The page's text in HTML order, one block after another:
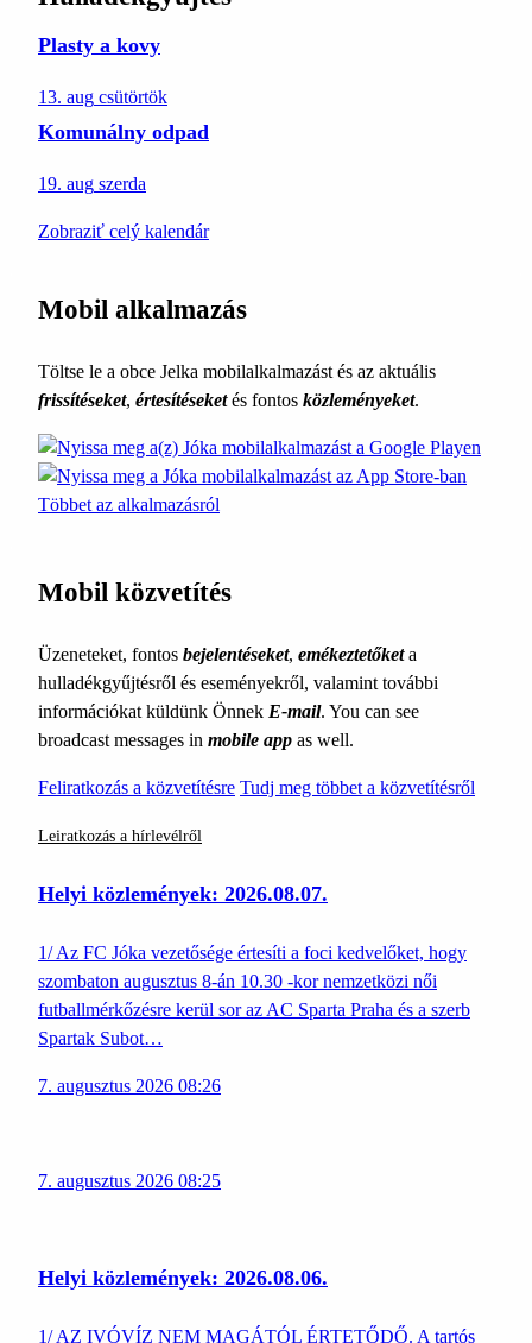
Plasty a kovy
13. aug csütörtök
Komunálny odpad
19. aug szerda
Zobraziť celý kalendár
Mobil alkalmazás
Töltse le a obce Jelka mobilalkalmazást és az aktuális
frissítéseket, értesítéseketés fontos közleményeket.
Többet az alkalmazásról
Mobil közvetítés
Üzeneteket, fontos bejelentéseket, emékeztetőketa
hulladékgyűjtésről és eseményekről, valamint további
információkat küldünk Önnek E-mail. You can see
broadcast messages in mobile app as well.
Feliratkozás a közvetítésre Tudj meg többet a közvetítésről
Leiratkozás a hírlevélről
Helyi közlemények: 2026.08.07.
1/ Az FC Jóka vezetősége értesíti a foci kedvelőket, hogy
szombaton augusztus 8-án 10.30 -kor nemzetközi női
futballmérkőzésre kerül sor az AC Sparta Praha és a szerb
Spartak Subot…
7. augusztus 2026 08:26
7. augusztus 2026 08:25
Helyi közlemények: 2026.08.06.
1/ AZ IVÓVÍZ NEM MAGÁTÓL ÉRTETŐDŐ. A tartós